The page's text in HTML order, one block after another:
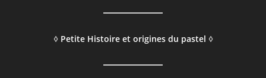
◊ Petite Histoire et origines du pastel ◊